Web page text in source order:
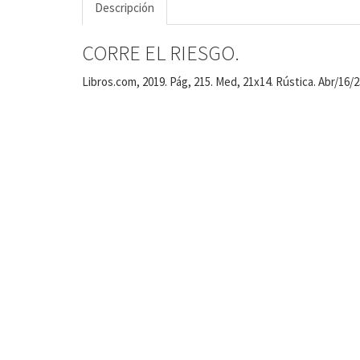
Descripción
CORRE EL RIESGO.
Libros.com, 2019. Pág, 215. Med, 21x14. Rústica. Abr/16/